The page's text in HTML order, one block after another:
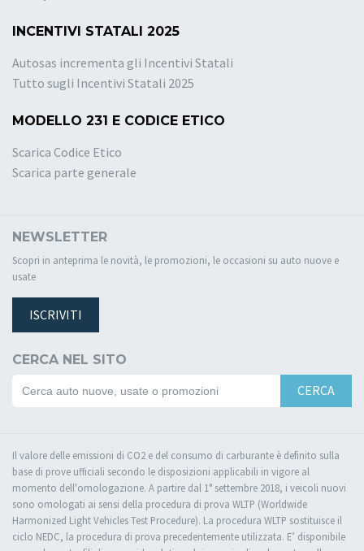
INCENTIVI STATALI 2025
Autosas incrementa gli Incentivi Statali
Tutto sugli Incentivi Statali 2025
MODELLO 231 E CODICE ETICO
Scarica Codice Etico
Scarica parte generale
NEWSLETTER
Scopri in anteprima le novità, le promozioni, le occasioni su auto nuove e
usate
ISCRIVITI
CERCA NEL SITO
CERCA
Il valore delle emissioni di CO2 e del consumo di carburante è definito sulla
base di prove ufficiali secondo le disposizioni applicabili in vigore al
momento dell'omologazione. A partire dal 1° settembre 2018, i veicoli nuovi
sono omologati ai sensi della procedura di prova WLTP (Worldwide
Harmonized Light Vehicles Test Procedure). La procedura WLTP sostituisce il
ciclo NEDC, la procedura di prova precedentemente utilizzata. E’ disponibile